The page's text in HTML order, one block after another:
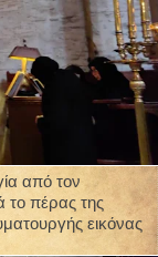
από τον
το πέρας της
εικόνας